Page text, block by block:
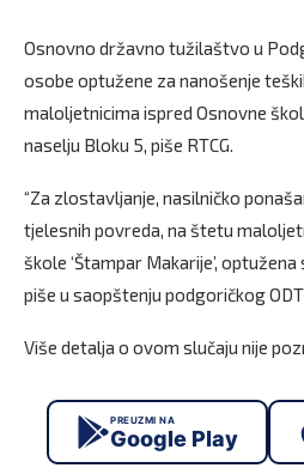
Osnovno državno tužilaštvo u
osobe optužene za nanošenje
maloljetnicima ispred Osnovne
naselju Bloku 5, piše RTCG.
“Za zlostavljanje, nasilničko
tjelesnih povreda, na štetu
škole ‘Štampar Makarije’, optužena
piše u saopštenju podgoričkog
Više detalja o ovom slučaju nije
PREUZMI NA
Google Play